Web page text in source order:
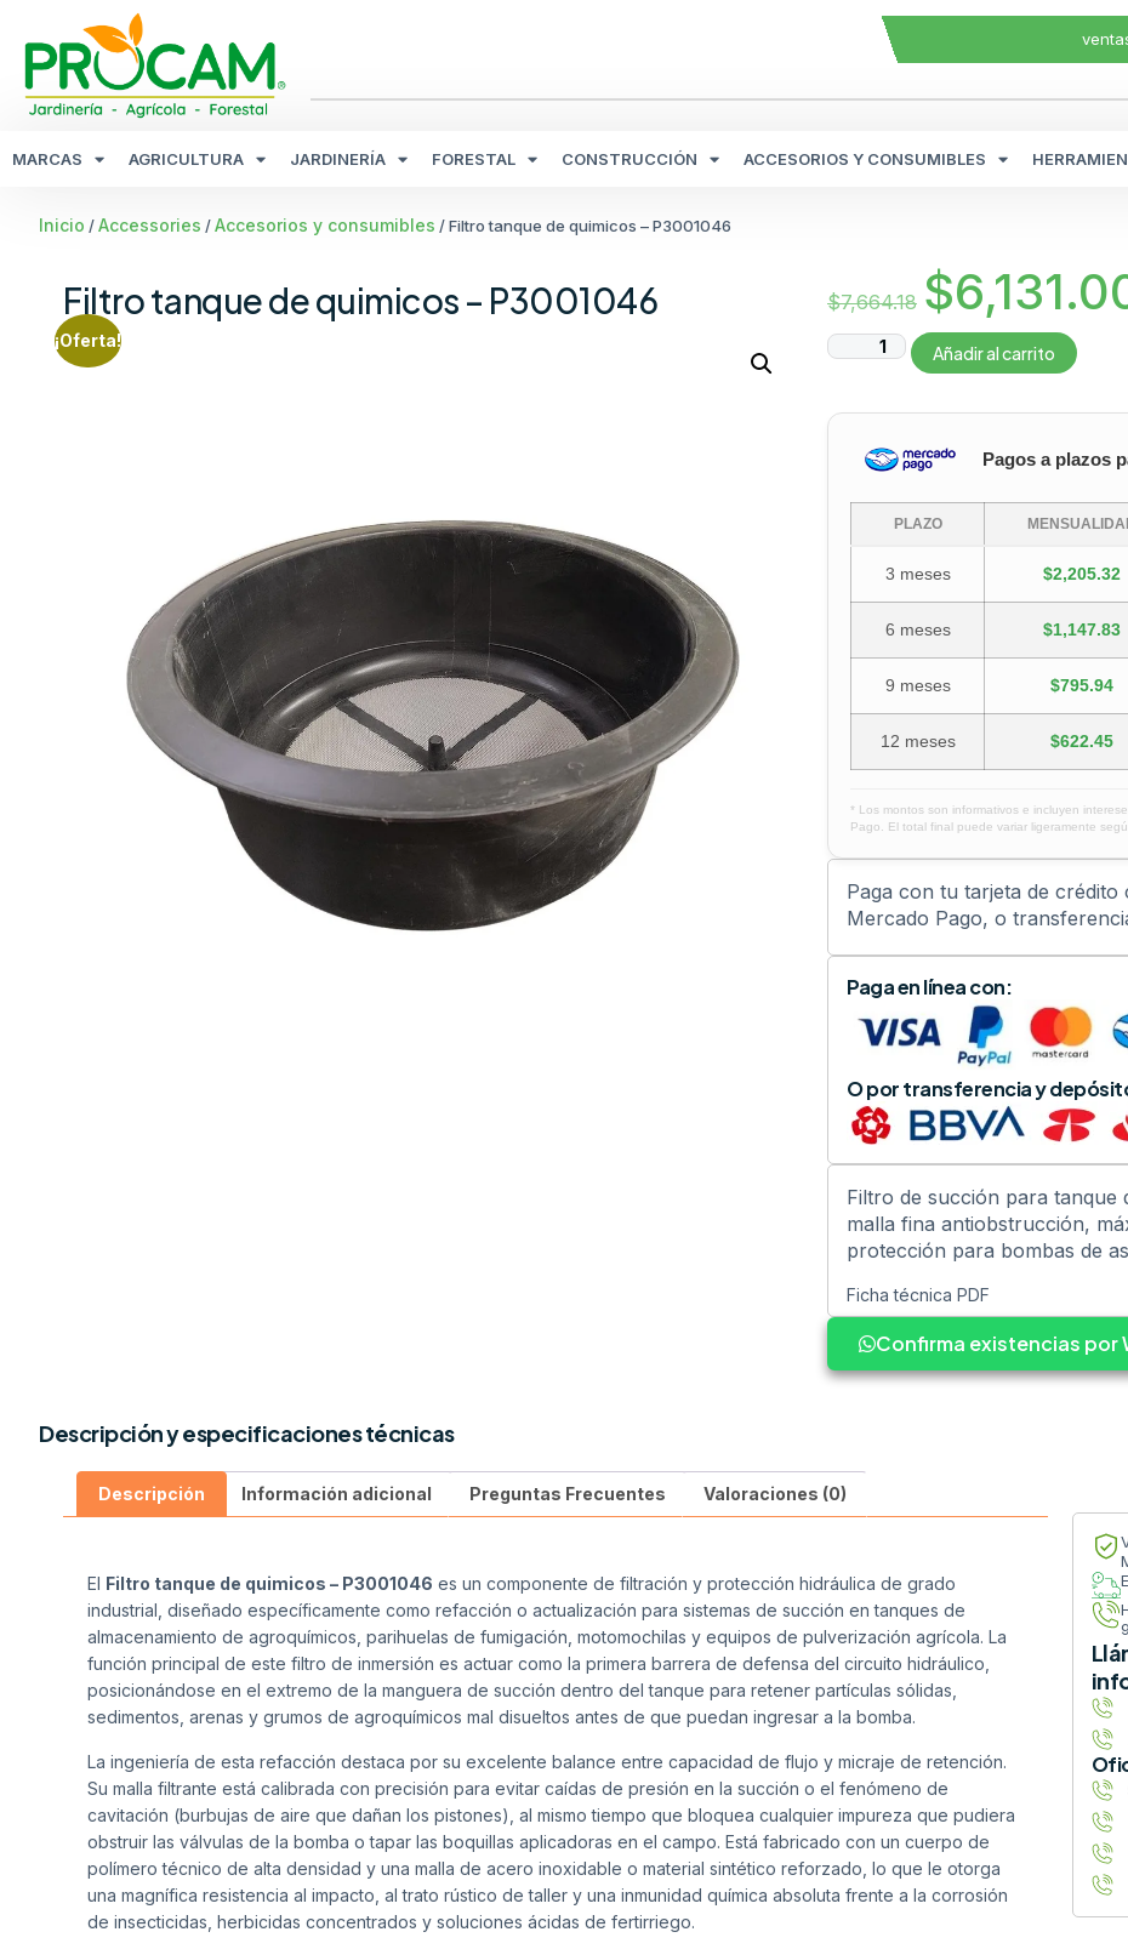
MARCAS AGRICULTURA JARDINERÍA FORESTAL CONSTRUCCIÓN ACCESORIOS Y CONSUMIBLES
Inicio /Accessories /Accesorios y consumibles / Filtro tanque de quimicos – P3001046
Filtro tanque de quimicos – P3001046
¡Oferta!
$7,664.18 $
Añadir al carrito
Pagos a plazos
PLAZO
3 meses $2,205.32
6 meses $1,147.83
9 meses $795.94
12 meses $622.45
* Los montos son informativos e incluyen
Pago. El total final puede variar ligeramente
Paga con tu tarjeta de
Mercado Pago, o
Paga en línea con:
O por transferencia y
Filtro de succión para tanque
malla fina antiobstrucción,
protección para bombas de
Ficha técnica PDF
Confirma existencias por
Descripción y especificaciones técnicas
Descripción Información adicional Preguntas Frecuentes Valoraciones (0)
El Filtro tanque de quimicos – P3001046 es un componente de filtración y protección hidráulica de grado
industrial, diseñado específicamente como refacción o actualización para sistemas de succión en tanques de
almacenamiento de agroquímicos, parihuelas de fumigación, motomochilas y equipos de pulverización agrícola. La
función principal de este filtro de inmersión es actuar como la primera barrera de defensa del circuito hidráulico,
posicionándose en el extremo de la manguera de succión dentro del tanque para retener partículas sólidas,
sedimentos, arenas y grumos de agroquímicos mal disueltos antes de que puedan ingresar a la bomba.
La ingeniería de esta refacción destaca por su excelente balance entre capacidad de flujo y micraje de retención.
Su malla filtrante está calibrada con precisión para evitar caídas de presión en la succión o el fenómeno de
cavitación (burbujas de aire que dañan los pistones), al mismo tiempo que bloquea cualquier impureza que pudiera
obstruir las válvulas de la bomba o tapar las boquillas aplicadoras en el campo. Está fabricado con un cuerpo de
polímero técnico de alta densidad y una malla de acero inoxidable o material sintético reforzado, lo que le otorga
una magnífica resistencia al impacto, al trato rústico de taller y una inmunidad química absoluta frente a la corrosión
de insecticidas, herbicidas concentrados y soluciones ácidas de fertirriego.